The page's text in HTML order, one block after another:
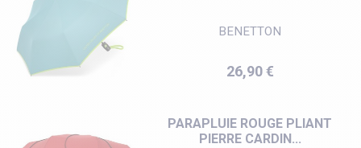
BENETTON
Prix
26,90 €
PARAPLUIE ROUGE PLIANT
PIERRE CARDIN...